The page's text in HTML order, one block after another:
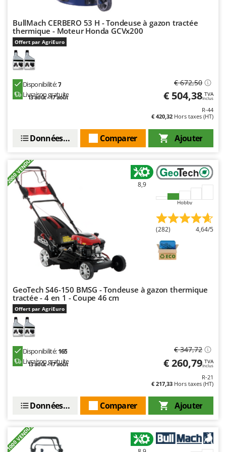
BullMach CERBERO 53 H - Tondeuse à gazon tractée
thermique - Moteur Honda GCVx200
Offert par AgriEuro
Disponibilité:7
Livraison gratuite
13 août - 17 août
€ 672,50
€ 504,38 TVA
Inclus
R-44
€ 420,32 Hors taxes (HT)
Ajouter
Comparer
Données techniques
+2000 VENDUS 8,9
Hobby
(282) 4,64/5
GeoTech S46-150 BMSG - Tondeuse à gazon thermique
tractée - 4 en 1 - Coupe 46 cm
Offert par AgriEuro
Disponibilité:165
Livraison gratuite
13 août - 17 août
€ 347,72
€ 260,79 TVA
Inclus
R-21
€ 217,33 Hors taxes (HT)
Ajouter
Comparer
Données techniques
+1000 VENDUS